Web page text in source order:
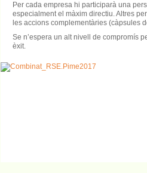
Per cada empresa hi participarà una
especialment el màxim directiu. Altres
les accions complementàries (càpsules
Se n’espera un alt nivell de compromís
èxit.